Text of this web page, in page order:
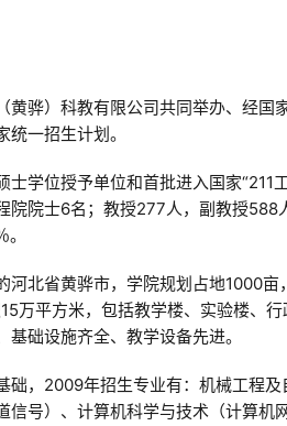
黄骅）科教有限公司共同举办、经
一招生计划。
位授予单位和首批进入国家“211
院士6名；教授277人，副教授588
北省黄骅市，学院规划占地1000亩
万平方米，包括教学楼、实验楼、
础设施齐全、教学设备先进。
2009年招生专业有：机械工程及
号）、计算机科学与技术（计算机